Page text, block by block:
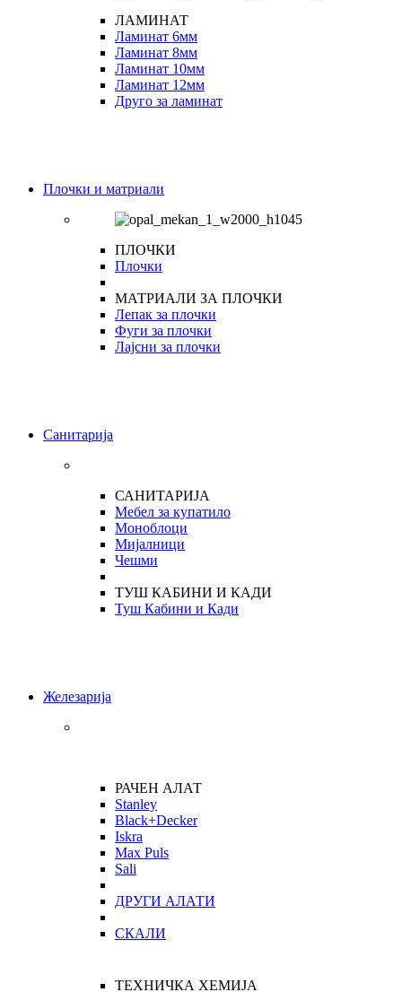
ЛАМИНАТ
Ламинат 6мм
Ламинат 8мм
Ламинат 10мм
Ламинат 12мм
Друго за ламинат
Плочки и матриали
ПЛОЧКИ
Плочки
МАТРИАЛИ ЗА ПЛОЧКИ
Лепак за плочки
Фуги за плочки
Лајсни за плочки
Санитарија
САНИТАРИЈА
Мебел за купатило
Моноблоци
Мијалници
Чешми
ТУШ КАБИНИ И КАДИ
Туш Кабини и Кади
Железарија
РАЧЕН АЛАТ
Stanley
Black+Decker
Iskra
Max Puls
Sali
ДРУГИ АЛАТИ
СКАЛИ
ТЕХНИЧКА ХЕМИЈА